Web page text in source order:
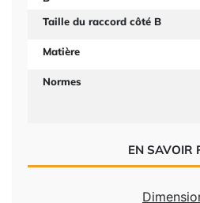
Taille du raccord côté B
Matière
Normes
EN SAVOIR